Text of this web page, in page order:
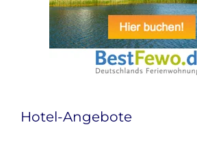
Hotel-Angebote